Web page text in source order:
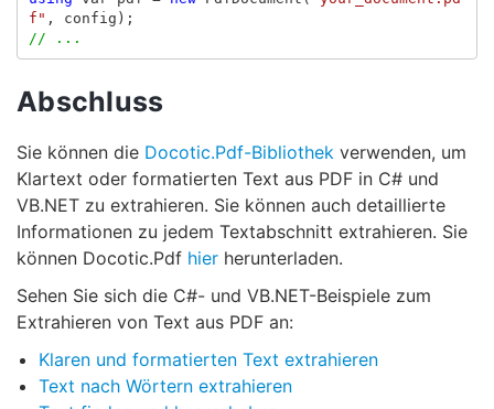
f" , config );
// ...
Abschluss
Sie können die Docotic.Pdf-Bibliothek verwenden, um
Klartext oder formatierten Text aus PDF in C# und
VB.NET zu extrahieren. Sie können auch detaillierte
Informationen zu jedem Textabschnitt extrahieren. Sie
können Docotic.Pdf hier herunterladen.
Sehen Sie sich die C#- und VB.NET-Beispiele zum
Extrahieren von Text aus PDF an:
Klaren und formatierten Text extrahieren
Text nach Wörtern extrahieren